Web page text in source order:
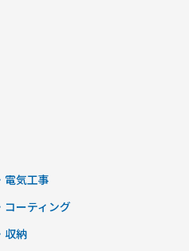
電気工事
コーティング
収納